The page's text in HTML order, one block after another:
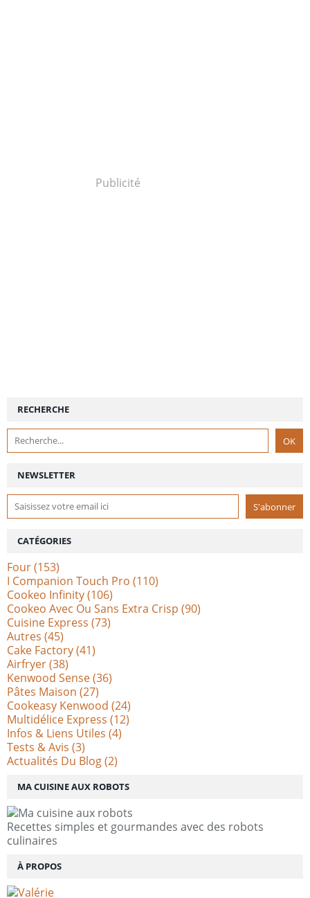
Publicité
NEWSLETTER
RECHERCHE
MA CUISINE AUX ROBOTS
Recettes simples et gourmandes avec des robots
culinaires
À PROPOS
CATÉGORIES
Four(153)
I Companion Touch Pro (110)
Cookeo Infinity(106)
Cookeo Avec Ou Sans Extra Crisp (90)
Cuisine Express (73)
Autres (45)
Cake Factory(41)
Airfryer(38)
Kenwood Sense(36)
Pâtes Maison (27)
Cookeasy Kenwood (24)
Multidélice Express (12)
Infos & Liens Utiles (4)
Tests & Avis (3)
Actualités Du Blog(2)